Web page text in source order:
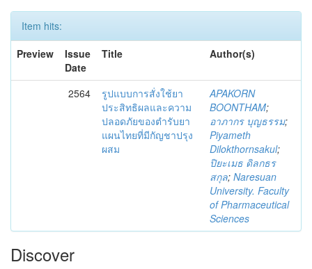
Item hits:
Preview
Issue
Date
Title Author(s)
2564
รูปแบบการสั่งใช้ยา
ประสิทธิผลและความ
ปลอดภัยของตำรับยา
แผนไทยที่มีกัญชาปรุง
ผสม
APAKORN
BOONTHAM;
อาภากร บุญธรรม;
Piyameth
Dilokthornsakul;
ปิยะเมธ ดิลกธร
สกุล; Naresuan
University. Faculty
of Pharmaceutical
Sciences
Discover